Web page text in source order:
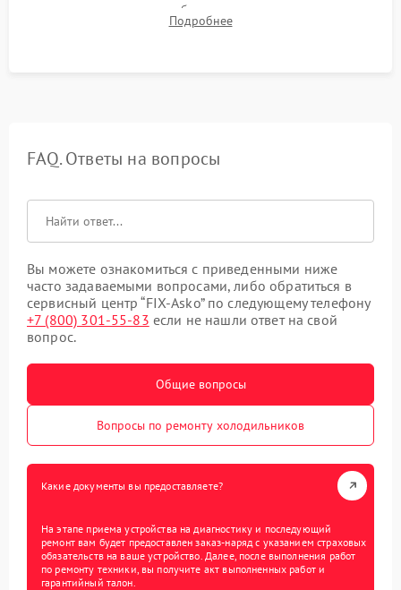
компрессора, отсутствия обмерзания стенок и корректного
срабатывания системы автоматической оттайки.
Подробнее
FAQ. Ответы на вопросы
Вы можете ознакомиться с приведенными ниже
часто задаваемыми вопросами, либо обратиться в
сервисный центр “FIX-Asko” по следующему телефону
+7 (800) 301-55-83 если не нашли ответ на свой
вопрос.
Общие вопросы
Вопросы по ремонту холодильников
Какие документы вы предоставляете?
На этапе приема устройства на диагностику и последующий
ремонт вам будет предоставлен заказ-наряд с указанием страховых
обязательств на ваше устройство. Далее, после выполнения работ
по ремонту техники, вы получите акт выполненных работ и
гарантийный талон.